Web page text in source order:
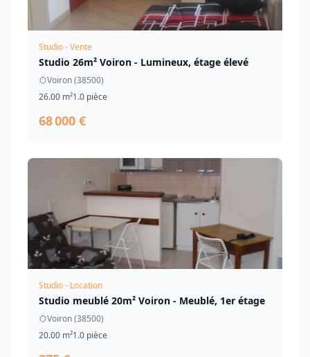
Studio - Vente
Studio 26m² Voiron - Lumineux, étage élevé
Voiron (38500)
26.00 m²1.0 pièce
68 000 €
Studio - Location
Studio meublé 20m² Voiron - Meublé, 1er étage
Voiron (38500)
20.00 m²1.0 pièce